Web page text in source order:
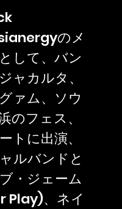
のメ
して、バン
ャカルタ、
ァム、ソウ
のフェス、
トに出演、
ルバンドと
・ジェーム
Play)、ネイ